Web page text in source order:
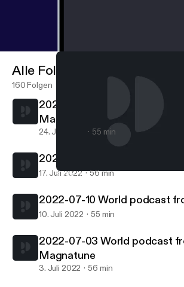
2022-07-03 World podcast from
Alle Folgen
160 Folgen
2022-07-24 World podcast
Magnatune
24. Juli 2022 55 min
2022-07-17 World podcast
17. Juli 2022 56 min
2022-07-10 World podcast
10. Juli 2022 55 min
2022-07-03 World podcast
Magnatune
3. Juli 2022 56 min